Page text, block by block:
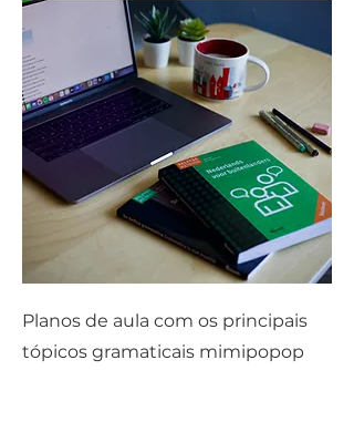
Planos de aula com os principais
tópicos gramaticais mimipopop